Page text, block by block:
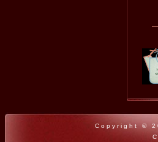
Copyright ©